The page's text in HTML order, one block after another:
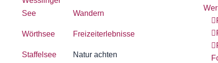
See
Wörthsee
Staffelsee
Wandern
Freizeiterlebnisse
Natur achten